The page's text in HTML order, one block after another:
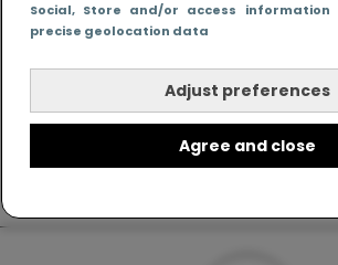
Social, Store and/or access information
precise geolocation data
Adjust preferences
Agree and close